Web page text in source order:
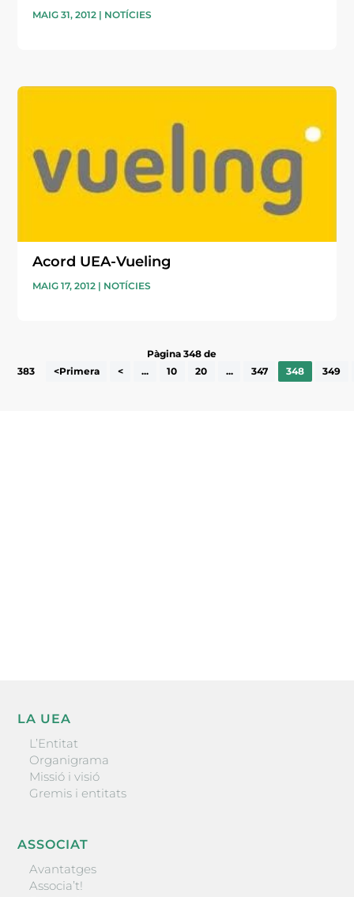
MAIG 31, 2012 | NOTÍCIES
Acord UEA-Vueling
MAIG 17, 2012 | NOTÍCIES
Pàgina 348 de
383
<Primera < ... 10 20 ... 347 348 349
LA UEA
L’Entitat
Organigrama
Missió i visió
Gremis i entitats
ASSOCIAT
Avantatges
Associa’t!